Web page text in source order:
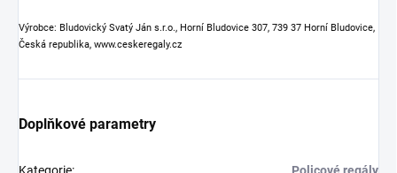
Výrobce: Bludovický Svatý Ján s.r.o., Horní Bludovice 307, 739 37 Horní Bludovice,
Česká republika, www.ceskeregaly.cz
Doplňkové parametry